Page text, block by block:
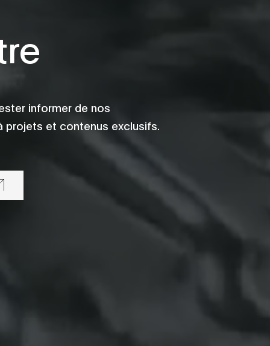
informer de nos
projets et contenus exclusifs.